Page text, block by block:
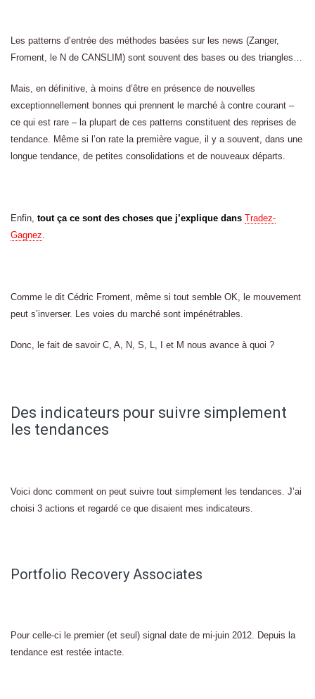
Les patterns d’entrée des méthodes basées sur les news (Zanger,
Froment, le N de CANSLIM) sont souvent des bases ou des triangles…
Mais, en définitive, à moins d’être en présence de nouvelles
exceptionnellement bonnes qui prennent le marché à contre courant –
ce qui est rare – la plupart de ces patterns constituent des reprises de
tendance. Même si l’on rate la première vague, il y a souvent, dans une
longue tendance, de petites consolidations et de nouveaux départs.
Enfin, tout ça ce sont des choses que j’explique dans Tradez-
Gagnez.
Comme le dit Cédric Froment, même si tout semble OK, le mouvement
peut s’inverser. Les voies du marché sont impénétrables.
Donc, le fait de savoir C, A, N, S, L, I et M nous avance à quoi ?
Des indicateurs pour suivre simplement
les tendances
Voici donc comment on peut suivre tout simplement les tendances. J’ai
choisi 3 actions et regardé ce que disaient mes indicateurs.
Portfolio Recovery Associates
Pour celle-ci le premier (et seul) signal date de mi-juin 2012. Depuis la
tendance est restée intacte.